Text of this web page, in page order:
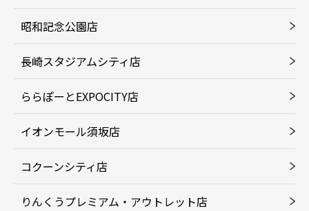
昭和記念公園店
長崎スタジアムシティ店
ららぽーとEXPOCITY店
イオンモール須坂店
コクーンシティ店
りんくうプレミアム・アウトレット店